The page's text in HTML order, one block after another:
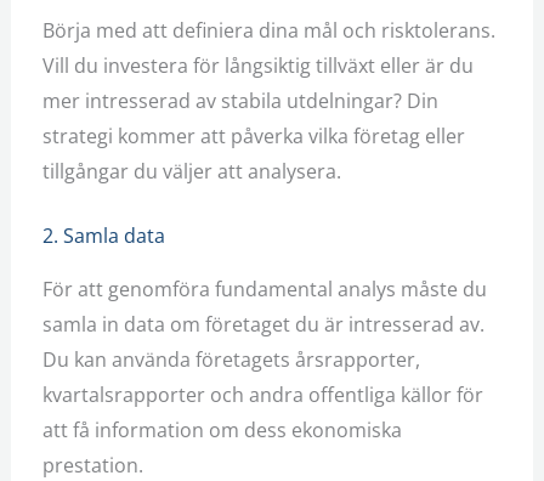
Börja med att definiera dina mål och risktolerans.
Vill du investera för långsiktig tillväxt eller är du
mer intresserad av stabila utdelningar? Din
strategi kommer att påverka vilka företag eller
tillgångar du väljer att analysera.
2. Samla data
För att genomföra fundamental analys måste du
samla in data om företaget du är intresserad av.
Du kan använda företagets årsrapporter,
kvartalsrapporter och andra offentliga källor för
att få information om dess ekonomiska
prestation.